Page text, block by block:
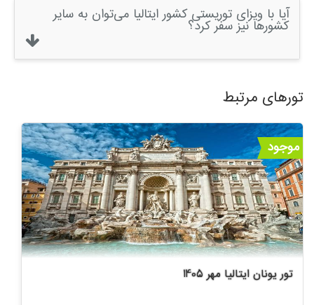
آیا با ویزای توریستی کشور ایتالیا می‌توان به سایر
کشورها نیز سفر کرد؟
تورهای مرتبط
موجود
تور یونان ایتالیا مهر 1405